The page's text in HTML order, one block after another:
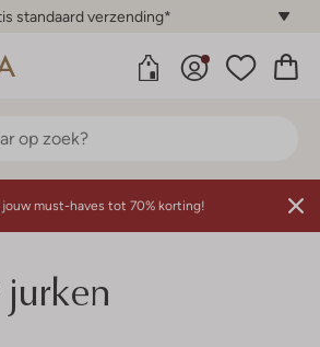
standaard verzending*
jouw must-haves tot 70% korting!